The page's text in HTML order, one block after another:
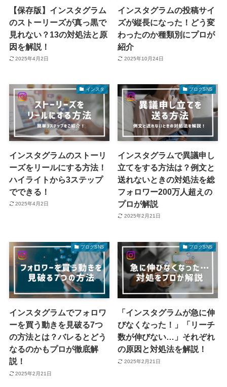
【保存版】インスタグラム
のストーリーズが真っ黒で
見れない？13の対処法と原
因を解説！
2025年4月2日
インスタグラムの投稿サイ
ズが縦長になった！どう変
わったのか種類別にプロが
紹介
2025年10月24日
インスタ
インスタグラムのストーリ
ーズをリールにする方法！
ハイライトから3ステップ
でできる！
2025年4月2日
ブログSNS
インスタグラムで異議申し
立てをする方法は？例文と
送れないときの対処法を総
フォロワー200万人超えの
プロが解説
2025年2月21日
ブログSNS
インスタグラムでフォロワ
ーを買う動きを見破る7つ
の方法とは？バレるとどう
なるのかもプロが徹底解
説！
2025年2月21日
ブログSNS
「インスタグラムが急に伸
びなくなった！」「リーチ
数が伸びない…」それぞれ
の原因と対処法を解説！
2025年2月21日